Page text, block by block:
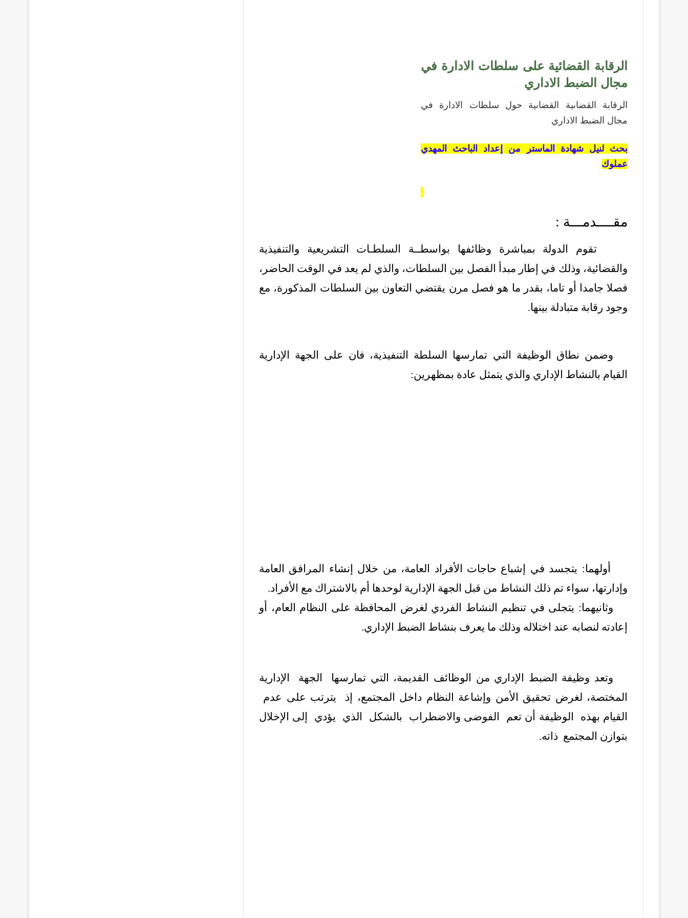
الرقابة القضائية على سلطات الادارة في
مجال الضبط الاداري
الرقابة القضاىية القضاىية حول سلطات الادارة في
مجال الضبط الاداري
بحث لنيل شهادة الماستر من إعداد الباحث المهدي
عملوك
مقــــدمـــة :
تقوم الدولة بمباشرة وظائفها بواسطــة السلطـات التشريعية والتنفيذية
والقضائية، وذلك في إطار مبدأ الفصل بين السلطات، والذي لم يعد في الوقت الحاضر،
فصلا جامدا أو تاما، بقدر ما هو فصل مرن يقتضي التعاون بين السلطات المذكورة، مع
وجود رقابة متبادلة بينها.
وضمن نطاق الوظيفة التي تمارسها السلطة التنفيذية، فان على الجهة الإدارية
القيام بالنشاط الإداري والذي يتمثل عادة بمظهرين:
أولهما: يتجسد في إشباع حاجات الأفراد العامة، من خلال إنشاء المرافق العامة
وإدارتها، سواء تم ذلك النشاط من قبل الجهة الإدارية لوحدها أم بالاشتراك مع الأفراد.
وثانيهما: يتجلى في تنظيم النشاط الفردي لغرض المحافظة على النظام العام، أو
إعادته لنصابه عند اختلاله وذلك ما يعرف بنشاط الضبط الإداري.
وتعد وظيفة الضبط الإداري من الوظائف القديمة، التي تمارسها الجهة الإدارية
المختصة، لغرض تحقيق الأمن وإشاعة النظام داخل المجتمع، إذ يترتب على عدم
القيام بهذه الوظيفة أن تعم الفوضى والاضطراب بالشكل الذي يؤدي إلى الإخلال
بتوازن المجتمع ذاته.